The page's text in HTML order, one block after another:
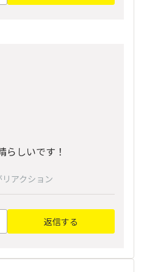
らしいです！
リアクション
返信する